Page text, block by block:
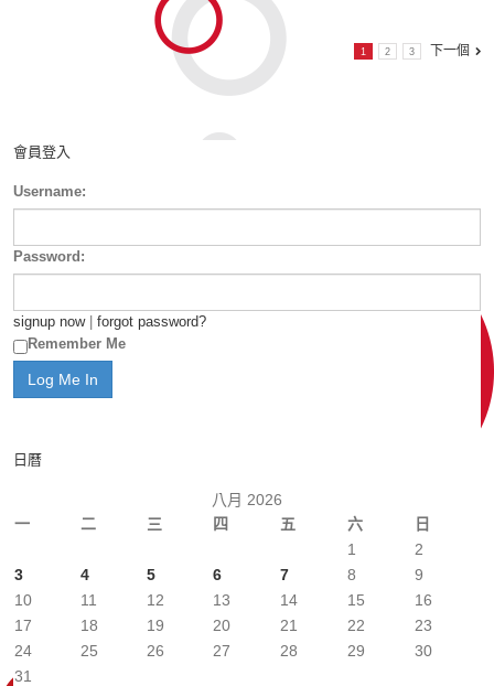
1 2 3 下一個
會員登入
Username:
Password:
signup now| forgot password?
Remember Me
日曆
八月 2026
一
二 三 四 五 六 日
1
2
3
4 5 6 7 8
9
10
11 12 13 14 15
16
17
18 19 20 21 22
23
24
25 26 27 28 29
30
31